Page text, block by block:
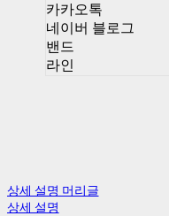
카카오톡
네이버 블로그
밴드
라인
상세 설명 머리글
상세 설명